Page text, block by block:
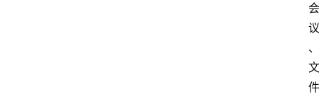
会
议
、
文
件